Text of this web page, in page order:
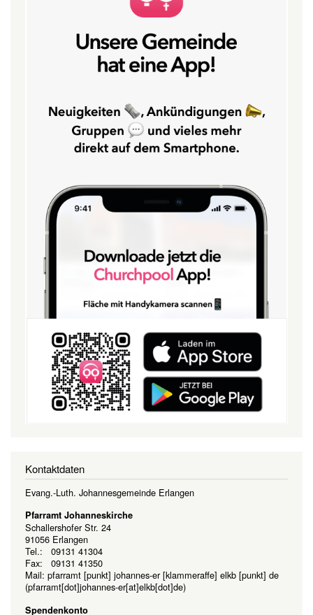
Kontaktdaten
Evang.-Luth. Johannesgemeinde Erlangen
Pfarramt Johanneskirche
Schallershofer Str. 24
91056 Erlangen
Tel.: 09131 41304
Fax: 09131 41350
Mail: pfarramt [punkt] johannes-er [klammeraffe] elkb [punkt] de
(pfarramt[dot]johannes-er[at]elkb[dot]de)
Spendenkonto